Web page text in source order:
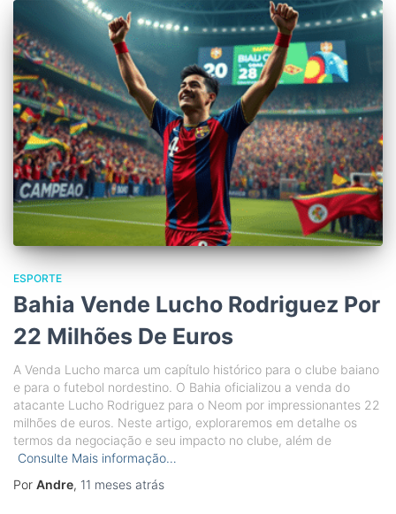
ESPORTE
Bahia Vende Lucho Rodriguez Por
22 Milhões De Euros
A Venda Lucho marca um capítulo histórico para o clube baiano
e para o futebol nordestino. O Bahia oficializou a venda do
atacante Lucho Rodriguez para o Neom por impressionantes 22
milhões de euros. Neste artigo, exploraremos em detalhe os
termos da negociação e seu impacto no clube, além de
Consulte Mais informação…
Por Andre, 11 meses atrás